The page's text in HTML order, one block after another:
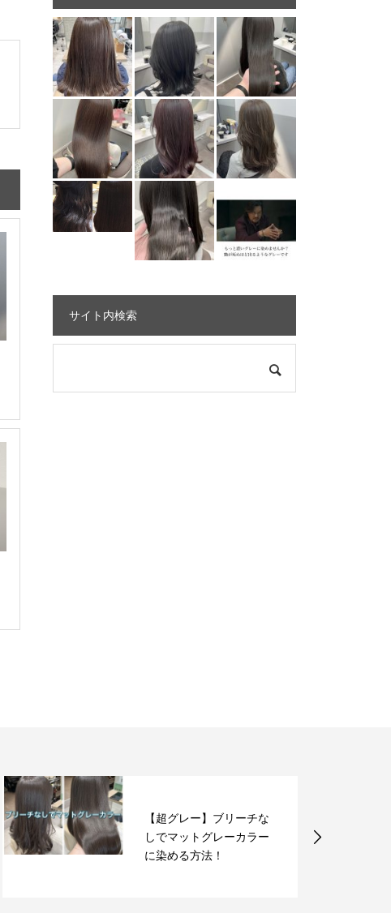
サイト内検索
【超グレー】ブリーチな
しでマットグレーカラー
に染める方法！